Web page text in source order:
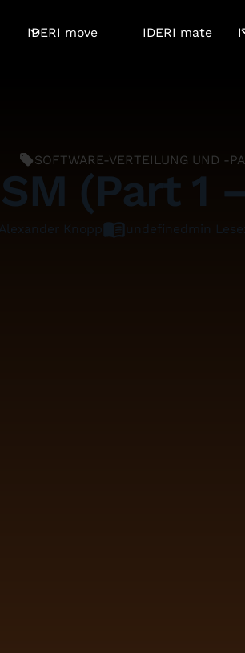
IDERI move IDERI mate
SOFTWARE-VERTEILUNG UND -
(Part 1
Knopp undefined min